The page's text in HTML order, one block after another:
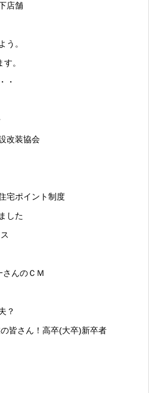
店舗
う。
。
・
改装協会
宅ポイント制度
した
んのＣＭ
？
皆さん！高卒(大卒)新卒者